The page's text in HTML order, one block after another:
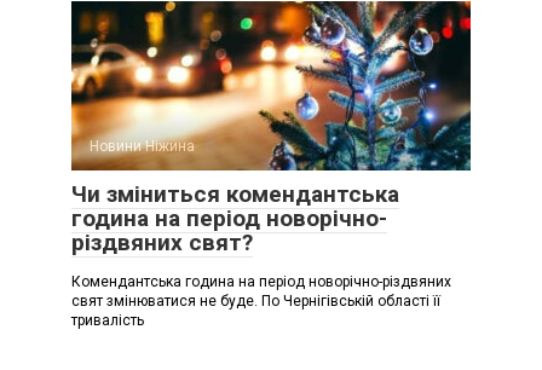
Новини Ніжина
Чи зміниться комендантська
година на період новорічно-
різдвяних свят?
Комендантська година на період новорічно-різдвяних
свят змінюватися не буде. По Чернігівській області її
тривалість